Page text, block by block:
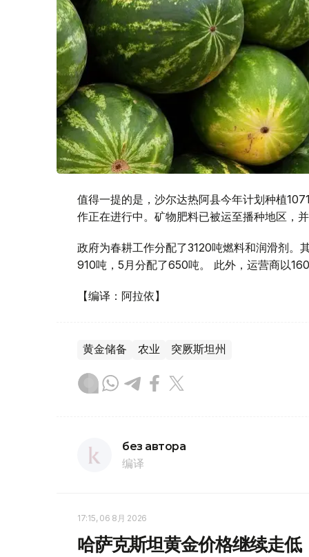
值得一提的是，沙尔达热阿县今年计划种植
作正在进行中。矿物肥料已被运至播种地区，并
政府为春耕工作分配了3120吨燃料和润滑剂
910吨，5月分配了650吨。 此外，运营商以
【编译：阿拉依】
黄金储备 农业 突厥斯坦州
без автора
编译
17:15, 06 8月 2026
哈萨克斯坦黄金价格继续走低